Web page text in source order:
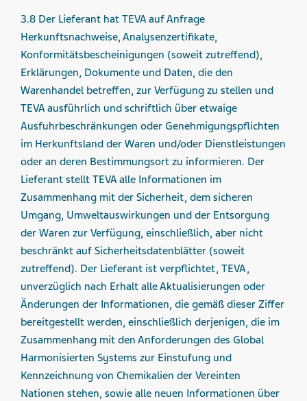
3.8 Der Lieferant hat TEVA auf Anfrage
Herkunftsnachweise, Analysenzertifikate,
Konformitätsbescheinigungen (soweit zutreffend),
Erklärungen, Dokumente und Daten, die den
Warenhandel betreffen, zur Verfügung zu stellen und
TEVA ausführlich und schriftlich über etwaige
Ausfuhrbeschränkungen oder Genehmigungspflichten
im Herkunftsland der Waren und/oder Dienstleistungen
oder an deren Bestimmungsort zu informieren. Der
Lieferant stellt TEVA alle Informationen im
Zusammenhang mit der Sicherheit, dem sicheren
Umgang, Umweltauswirkungen und der Entsorgung
der Waren zur Verfügung, einschließlich, aber nicht
beschränkt auf Sicherheitsdatenblätter (soweit
zutreffend). Der Lieferant ist verpflichtet, TEVA,
unverzüglich nach Erhalt alle Aktualisierungen oder
Änderungen der Informationen, die gemäß dieser Ziffer
bereitgestellt werden, einschließlich derjenigen, die im
Zusammenhang mit den Anforderungen des Global
Harmonisierten Systems zur Einstufung und
Kennzeichnung von Chemikalien der Vereinten
Nationen stehen, sowie alle neuen Informationen über